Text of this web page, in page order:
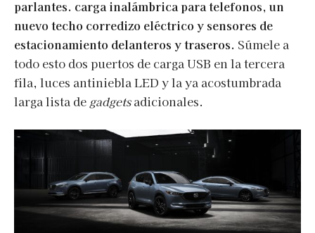
parlantes. carga inalámbrica para telefonos, un
nuevo techo corredizo eléctrico y sensores de
estacionamiento delanteros y traseros. Súmele a
todo esto dos puertos de carga USB en la tercera
fila, luces antiniebla LED y la ya acostumbrada
larga lista de gadgetsadicionales.